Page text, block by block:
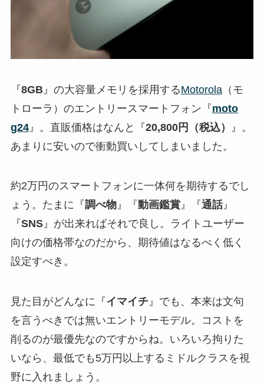
『8GB』の大容量メモリを採用するMotorola（モ
トローラ）のエントリースマートフォン『moto
g24』。直販価格はなんと『20,800円（税込）
』。
あまりに安いので衝動買いしてしまいました。
約2万円のスマートフォンに一体何を期待するでし
ょう。たまに『調べ物』『動画鑑賞』『通話』
『SNS』が出来ればそれで良し。ライトユーザー
向けの価格帯なのだから、期待値はなるべく低く
設定すべき。
見た目がどんなに『イマイチ』でも、本来は文句
を言うべきでは無いエントリーモデル。コストを
削るのが最優先なのですからね。いろいろ拘りた
いなら、最低でも5万円以上するミドルクラスを視
野に入れましょう。